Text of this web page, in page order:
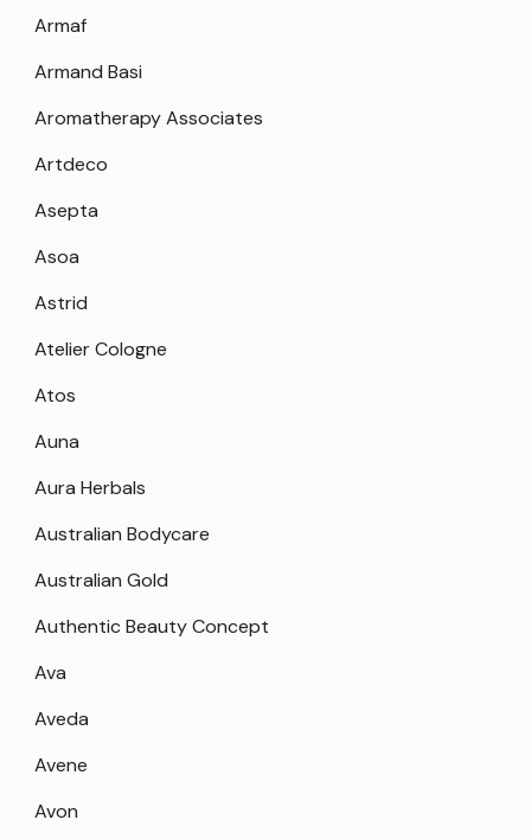
Armaf
Armand Basi
Aromatherapy Associates
Artdeco
Asepta
Asoa
Astrid
Atelier Cologne
Atos
Auna
Aura Herbals
Australian Bodycare
Australian Gold
Authentic Beauty Concept
Ava
Aveda
Avene
Avon